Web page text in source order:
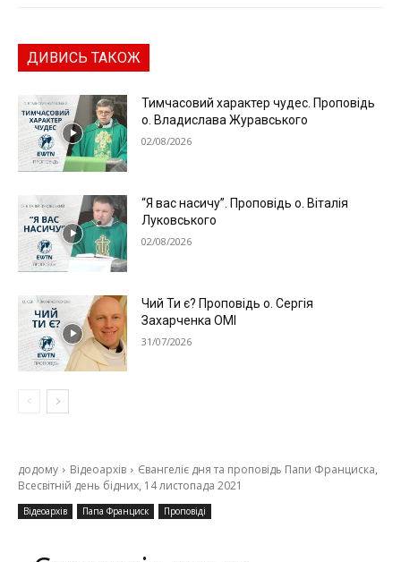
ДИВИСЬ ТАКОЖ
Тимчасовий характер чудес. Проповідь
о. Владислава Журавського
02/08/2026
“Я вас насичу”. Проповідь о. Віталія
Луковського
02/08/2026
Чий Ти є? Проповідь о. Сергія
Захарченка ОМІ
31/07/2026